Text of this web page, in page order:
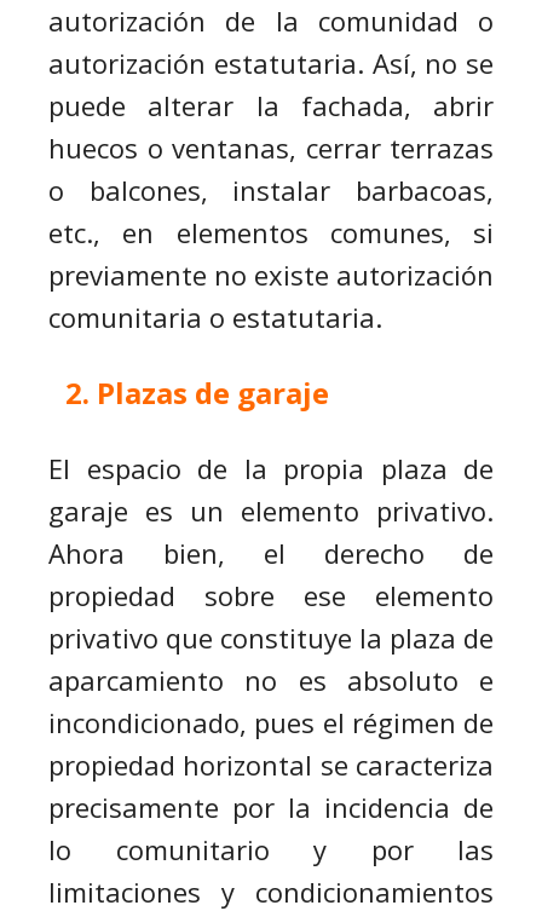
autorización de la comunidad o
autorización estatutaria. Así, no se
puede alterar la fachada, abrir
huecos o ventanas, cerrar terrazas
o balcones, instalar barbacoas,
etc., en elementos comunes, si
previamente no existe autorización
comunitaria o estatutaria.
Plazas de garaje
El espacio de la propia plaza de
garaje es un elemento privativo.
Ahora bien, el derecho de
propiedad sobre ese elemento
privativo que constituye la plaza de
aparcamiento no es absoluto e
incondicionado, pues el régimen de
propiedad horizontal se caracteriza
precisamente por la incidencia de
lo comunitario y por las
limitaciones y condicionamientos